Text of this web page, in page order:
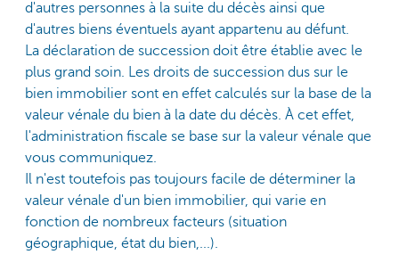
d'autres personnes à la suite du décès ainsi que
d'autres biens éventuels ayant appartenu au défunt.
La déclaration de succession doit être établie avec le
plus grand soin. Les droits de succession dus sur le
bien immobilier sont en effet calculés sur la base de la
valeur vénale du bien à la date du décès. À cet effet,
l'administration fiscale se base sur la valeur vénale que
vous communiquez.
Il n'est toutefois pas toujours facile de déterminer la
valeur vénale d'un bien immobilier, qui varie en
fonction de nombreux facteurs (situation
géographique, état du bien,...).